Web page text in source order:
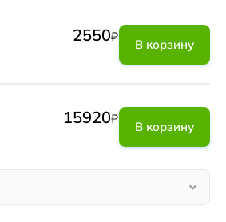
2550₽
В корзину
15920₽
В корзину